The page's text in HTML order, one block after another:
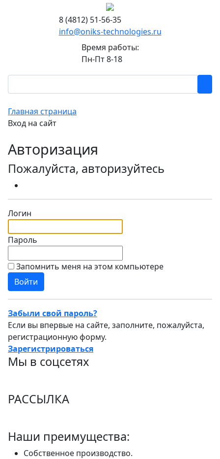
8 (4812) 51-56-35
info@oniks-technologies.ru
Время работы:
Пн-Пт 8-18
Главная страница
Вход на сайт
Авторизация
Пожалуйста, авторизуйтесь
Логин
Пароль
Запомнить меня на этом компьютере
Забыли свой пароль?
Если вы впервые на сайте, заполните, пожалуйста,
регистрационную форму.
Зарегистрироваться
Мы в соцсетях
РАССЫЛКА
Наши преимущества:
Собственное производство.